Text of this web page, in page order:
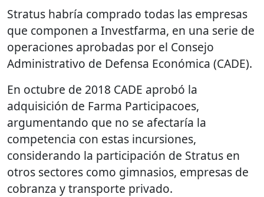
Stratus habría comprado todas las empresas
que componen a Investfarma, en una serie de
operaciones aprobadas por el Consejo
Administrativo de Defensa Económica (CADE).
En octubre de 2018 CADE aprobó la
adquisición de Farma Participacoes,
argumentando que no se afectaría la
competencia con estas incursiones,
considerando la participación de Stratus en
otros sectores como gimnasios, empresas de
cobranza y transporte privado.